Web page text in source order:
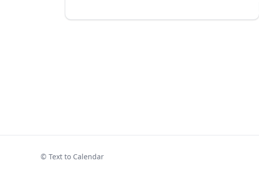
© Text to Calendar